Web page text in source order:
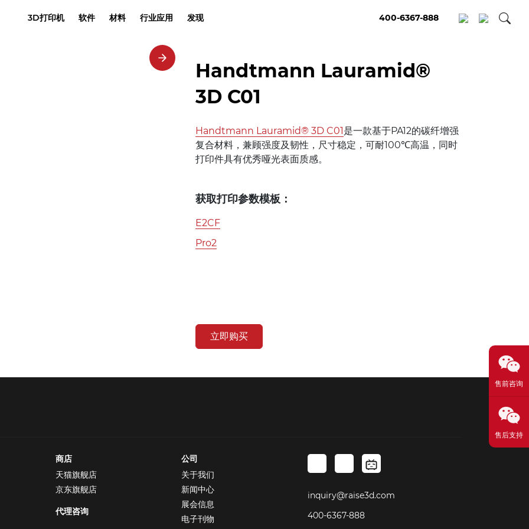
3D打印机 软件 材料 行业应用 发现 400-6367-888
Handtmann Lauramid®
3D C01
Handtmann Lauramid® 3D C01是一款基于PA12的碳纤增强
复合材料，兼顾强度及韧性，尺寸稳定，可耐100℃高温，同时
打印件具有优秀哑光表面质感。
获取打印参数模板：
E2CF
Pro2
立即购买
商店
天猫旗舰店
京东旗舰店
代理咨询
公司
关于我们
新闻中心
展会信息
电子刊物
inquiry@raise3d.com
400-6367-888
售前咨询
售后支持